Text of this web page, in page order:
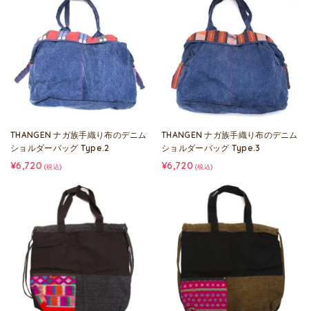
THANGEN ナガ族手織り布のデニム
ショルダーバッグ Type.2
¥6,720 (税込)
THANGEN ナガ族手織り布のデニム
ショルダーバッグ Type.3
¥6,720 (税込)